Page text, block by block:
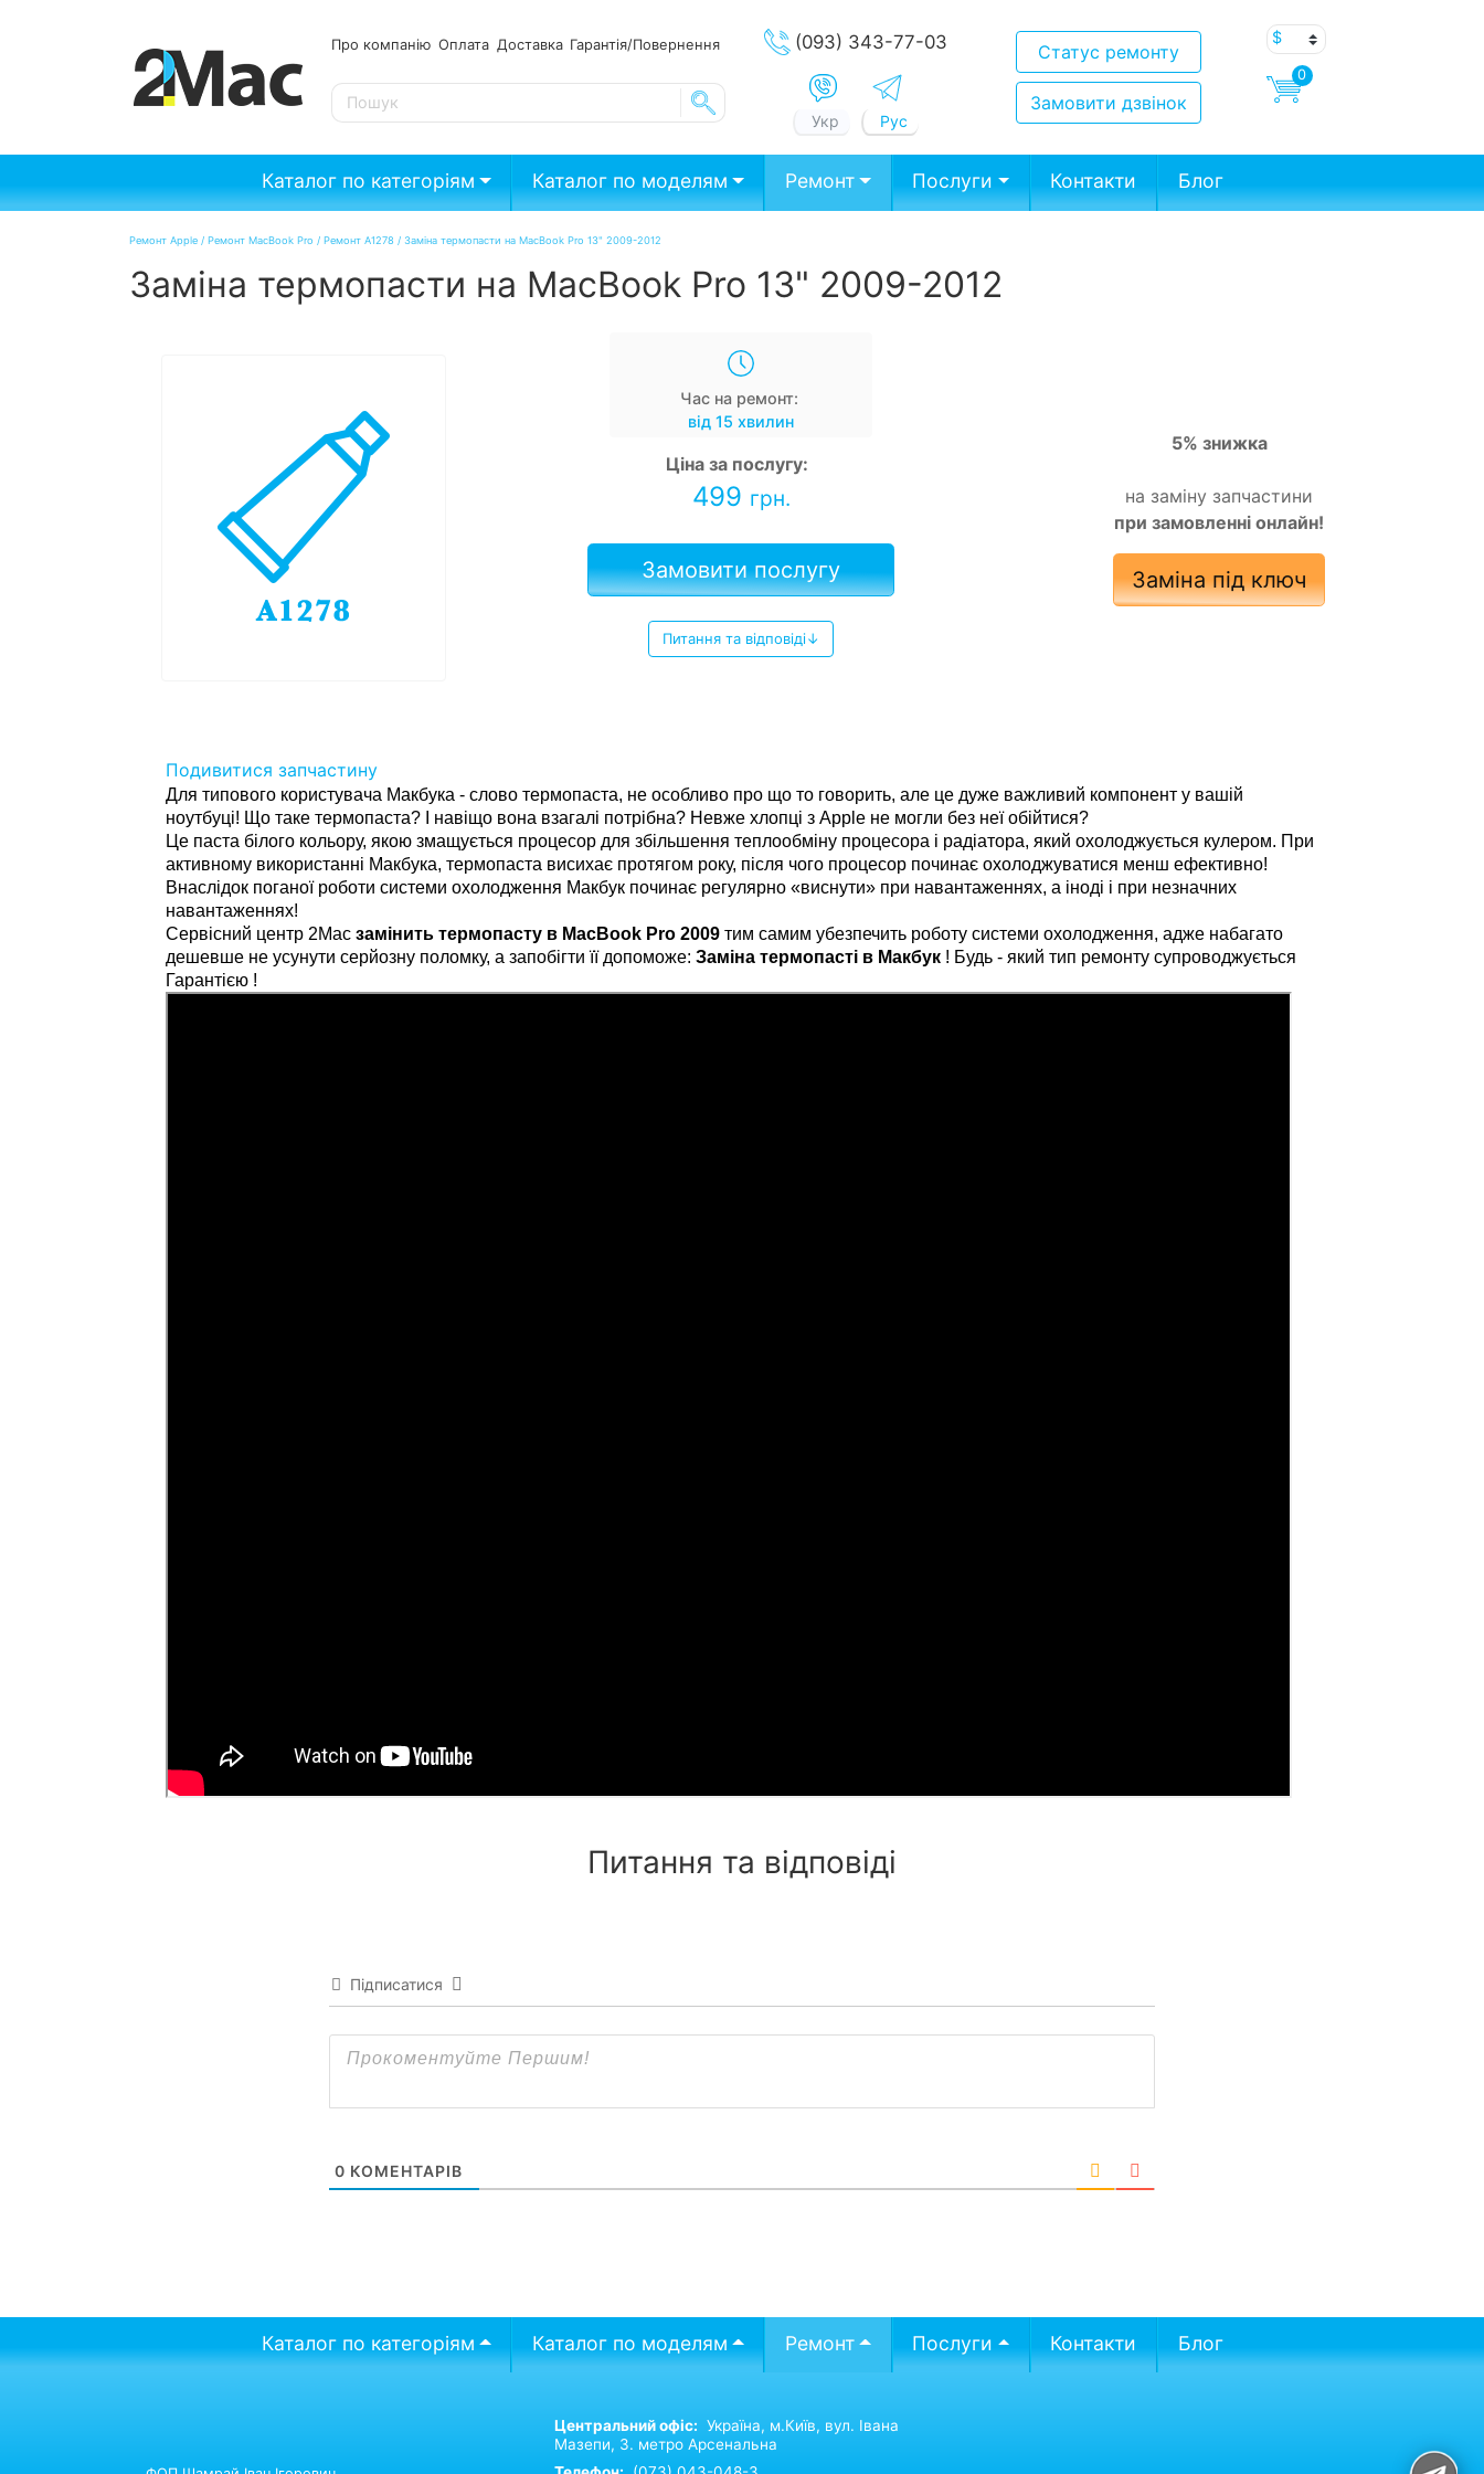
Про компанію Оплата Доставка Гарантія/Повернення
SE
(093) 343-77-03
Укр Рус
Статус ремонту
Замовити дзвінок
0
Каталог по категоріям Каталог по моделям Ремонт Послуги Контакти Блог
Ремонт Apple / Ремонт MacBook Pro / Ремонт A1278 / Заміна термопасти на MacBook Pro 13" 2009-2012
Заміна термопасти на MacBook Pro 13" 2009-2012
Час на ремонт:
від 15 хвилин
Ціна за послугу:
499 грн.
Замовити послугу
Питання та відповіді↓
5% знижка
на заміну запчастини
при замовленні онлайн!
Заміна під ключ
Подивитися запчастину
Для типового користувача Макбука - слово термопаста, не особливо про що то говорить, але це дуже важливий компонент у вашій
ноутбуці! Що таке термопаста? І навіщо вона взагалі потрібна? Невже хлопці з Apple не могли без неї обійтися?
Це паста білого кольору, якою змащується процесор для збільшення теплообміну процесора і радіатора, який охолоджується кулером. При
активному використанні Макбука, термопаста висихає протягом року, після чого процесор починає охолоджуватися менш ефективно!
Внаслідок поганої роботи системи охолодження Макбук починає регулярно «виснути» при навантаженнях, а іноді і при незначних
навантаженнях!
Сервісний центр 2Mac замінить термопасту в MacBook Pro 2009 тим самим убезпечить роботу системи охолодження, адже набагато
дешевше не усунути серйозну поломку, а запобігти її допоможе: Заміна термопасті в Макбук ! Будь - який тип ремонту супроводжується
Гарантією !
Питання та відповіді
Підписатися
0 КОМЕНТАРІВ
Каталог по категоріям Каталог по моделям Ремонт Послуги Контакти Блог
Центральний офіс: Україна, м.Київ, вул. Івана
Мазепи, 3. метро Арсенальна